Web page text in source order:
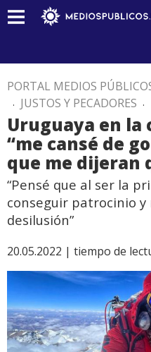
PORTAL MEDIOS
. JUSTOS Y PECADORES .
Uruguaya en la
“me cansé de
que me dijeran
“Pensé que al ser la
conseguir patrocinio y
desilusión”
20.05.2022 | tiempo de